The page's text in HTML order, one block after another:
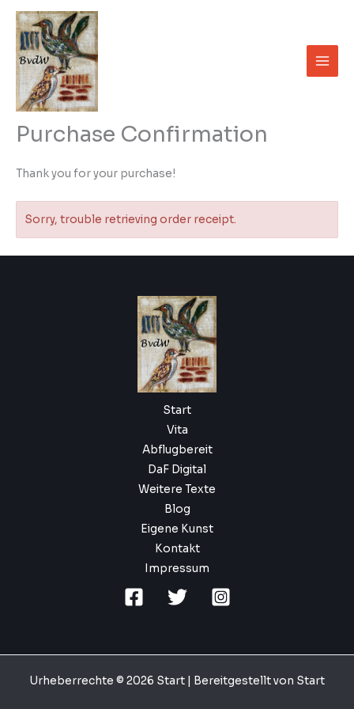
Skip
content
Purchase Confirmation
Thank you for your purchase!
Sorry, trouble retrieving order receipt.
Start
Vita
Abflugbereit
DaF Digital
Weitere Texte
Blog
Eigene Kunst
Kontakt
Impressum
Urheberrechte © 2026 Start | Bereitgestellt von Start